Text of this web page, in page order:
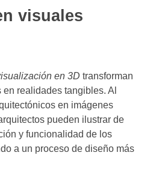
visuales
en 3D transforman
realidades tangibles. Al
en imágenes
pueden ilustrar de
y funcionalidad de los
a un proceso de diseño más